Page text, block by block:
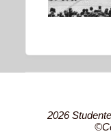
2026